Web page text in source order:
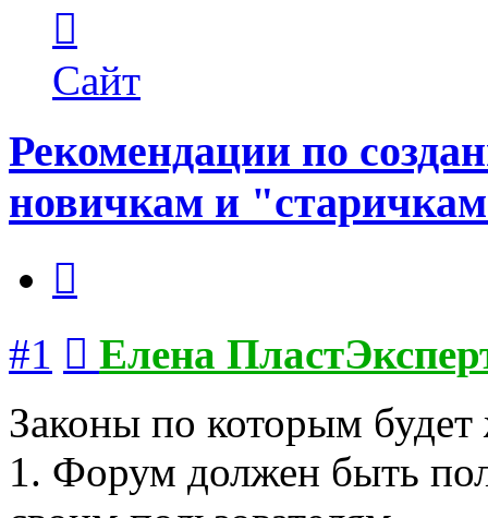
пользователя
Елена
ПластЭксперт
Сайт
Рекомендации по
новичкам и
#1
Елена
Законы по которым
1. Форум должен быть